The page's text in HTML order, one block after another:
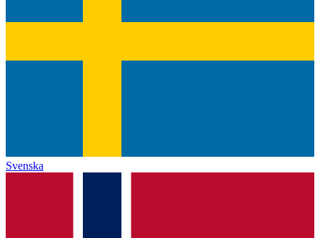
Svenska